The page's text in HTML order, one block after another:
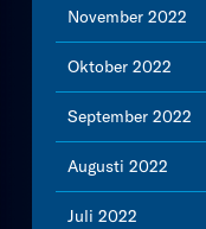
November 2022
Oktober 2022
September 2022
Augusti 2022
Juli 2022